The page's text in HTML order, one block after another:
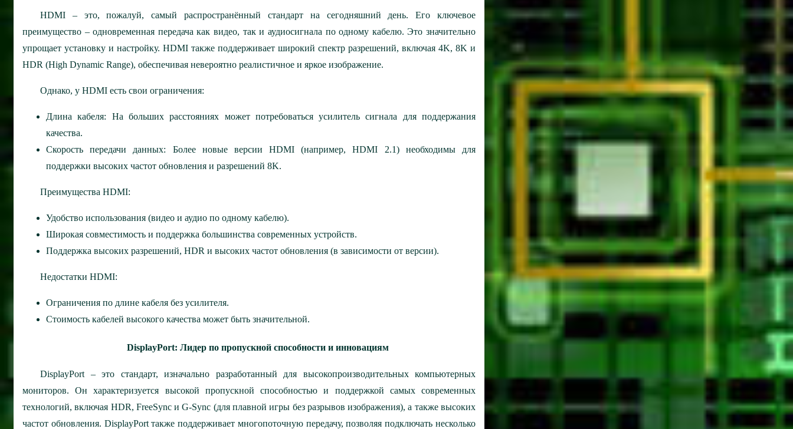
HDMI – это, пожалуй, самый распространённый стандарт на сегодняшний день. Его ключевое
преимущество – одновременная передача как видео, так и аудиосигнала по одному кабелю. Это значительно
упрощает установку и настройку. HDMI также поддерживает широкий спектр разрешений, включая 4K, 8K и
HDR (High Dynamic Range), обеспечивая невероятно реалистичное и яркое изображение.
Однако, у HDMI есть свои ограничения:
Длина кабеля: На больших расстояниях может потребоваться усилитель сигнала для поддержания
качества.
Скорость передачи данных: Более новые версии HDMI (например, HDMI 2.1) необходимы для
поддержки высоких частот обновления и разрешений 8K.
Преимущества HDMI:
Удобство использования (видео и аудио по одному кабелю).
Широкая совместимость и поддержка большинства современных устройств.
Поддержка высоких разрешений, HDR и высоких частот обновления (в зависимости от версии).
Недостатки HDMI:
Ограничения по длине кабеля без усилителя.
Стоимость кабелей высокого качества может быть значительной.
DisplayPort: Лидер по пропускной способности и инновациям
DisplayPort – это стандарт, изначально разработанный для высокопроизводительных компьютерных
мониторов. Он характеризуется высокой пропускной способностью и поддержкой самых современных
технологий, включая HDR, FreeSync и G-Sync (для плавной игры без разрывов изображения), а также высоких
частот обновления. DisplayPort также поддерживает многопоточную передачу, позволяя подключать несколько